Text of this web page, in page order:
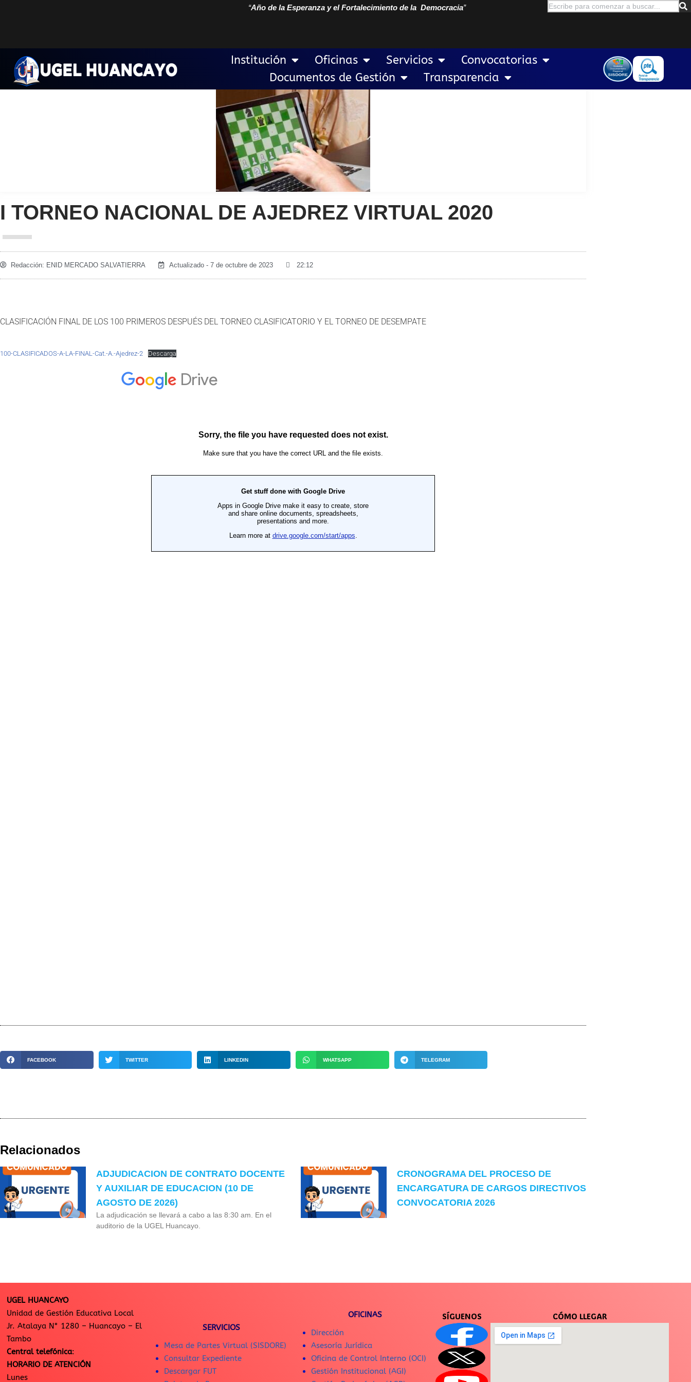
contenido
“Año de la Esperanza y el Fortalecimiento de la Democracia”
Institución Oficinas Servicios
Convocatorias
Documentos de Gestión
Transparencia
I TORNEO NACIONAL DE AJEDREZ VIRTUAL 2020
Redacción: ENID MERCADO SALVATIERRA Actualizado - 7 de octubre de 2023 22:12
CLASIFICACIÓN FINAL DE LOS 100 PRIMEROS DESPUÉS DEL TORNEO CLASIFICATORIO Y EL TORNEO DE DESEMPATE
100-CLASIFICADOS-A-LA-FINAL-Cat.-A.-Ajedrez-2 Descarga
FACEBOOK TWITTER LINKEDIN WHATSAPP TELEGRAM
Relacionados
ADJUDICACION DE CONTRATO DOCENTE
Y AUXILIAR DE EDUCACION (10 DE
AGOSTO DE 2026)
La adjudicación se llevará a cabo a las 8:30 am. En el
auditorio de la UGEL Huancayo.
CRONOGRAMA DEL PROCESO DE
ENCARGATURA DE CARGOS DIRECTIVOS
CONVOCATORIA 2026
UGEL HUANCAYO
Unidad de Gestión Educativa Local
Jr. Atalaya N° 1280 – Huancayo – El
Tambo
Central telefónica:
HORARIO DE ATENCIÓN
Lunes
SERVICIOS
Mesa de Partes Virtual (SISDORE)
Consultar Expediente
Descargar FUT
OFICINAS
Dirección
Asesoría Jurídica
Oficina de Control Interno (OCI)
Gestión Institucional (AGI)
SÍGUENOS CÓMO LLEGAR